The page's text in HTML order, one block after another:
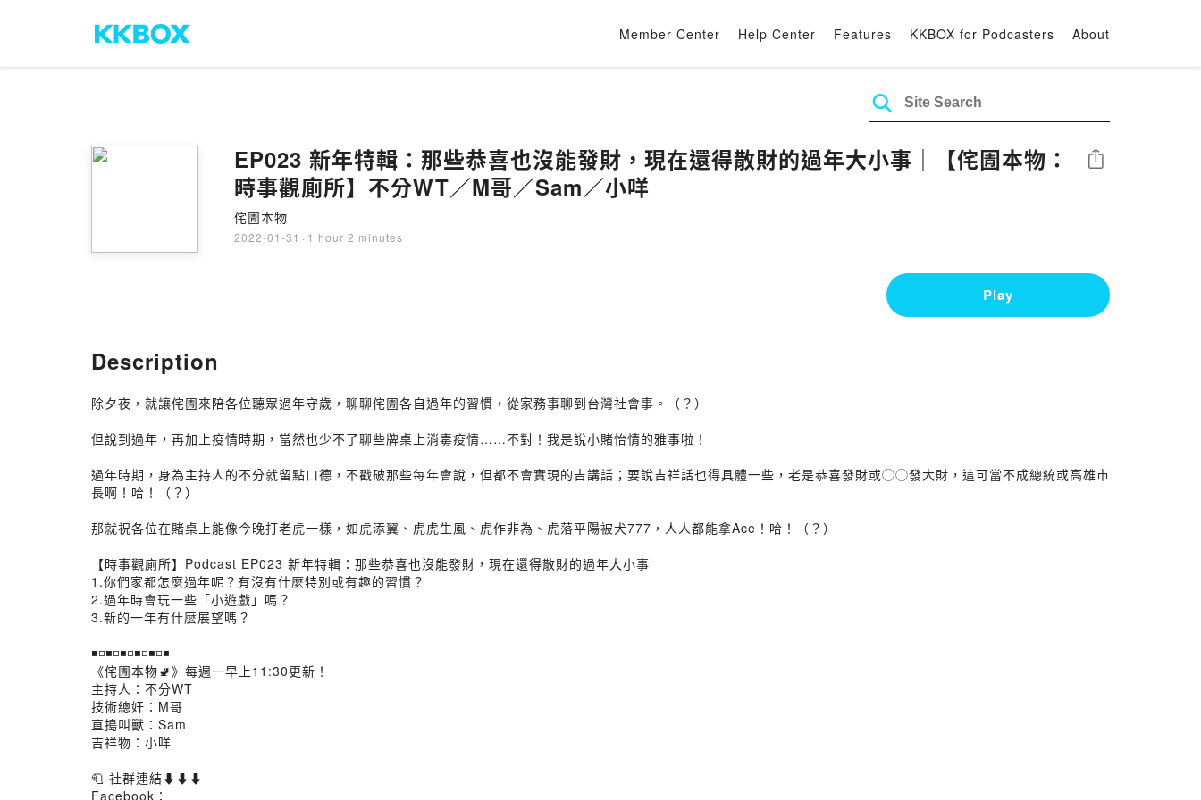
Member Center Help Center Features KKBOX for Podcasters About
EP023 新年特輯：那些恭喜也沒能發財，現在還得散財的過年大小事｜【侘圊本物：
時事觀廁所】不分WT／M哥／Sam／小咩
侘圊本物
2022-01-31 · 1 hour 2 minutes
Share
Play
Description
除夕夜，就讓侘圊來陪各位聽眾過年守歲，聊聊侘圊各自過年的習慣，從家務事聊到台灣社會事。（？）
但說到過年，再加上疫情時期，當然也少不了聊些牌桌上消毒疫情……不對！我是說小賭怡情的雅事啦！
過年時期，身為主持人的不分就留點口德，不戳破那些每年會說，但都不會實現的吉講話；要說吉祥話也得具體一些，老是恭喜發財或◯◯發大財，這可當不成總統或高雄市
長啊！哈！（？）
那就祝各位在賭桌上能像今晚打老虎一樣，如虎添翼、虎虎生風、虎作非為、虎落平陽被犬777，人人都能拿Ace！哈！（？）
【時事觀廁所】Podcast EP023 新年特輯：那些恭喜也沒能發財，現在還得散財的過年大小事
1.你們家都怎麼過年呢？有沒有什麼特別或有趣的習慣？
2.過年時會玩一些「小遊戲」嗎？
3.新的一年有什麼展望嗎？
◾◽◾◽◾◽◾◽◾◽◾
《侘圊本物🚽》每週一早上11:30更新！
主持人：不分WT
技術總奸：M哥
直搗叫獸：Sam
吉祥物：小咩
🧻 社群連結⬇⬇⬇
Facebook：